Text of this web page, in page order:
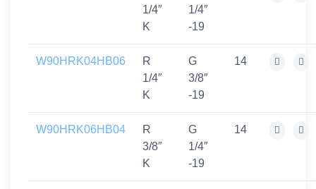
1/4″
K
1/4″
-19
W90HRK04HB06
R
1/4″
K
G
3/8″
-19
14
W90HRK06HB04
R
3/8″
K
G
1/4″
-19
14